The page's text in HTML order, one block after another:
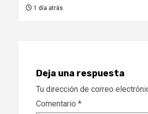
1 día atrás
Deja una respuesta
Tu dirección de correo
Comentario *